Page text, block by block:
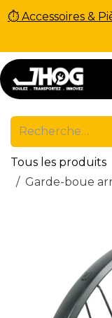
⏱ Accessoires &
Se rendre au contenu
Tous les produits
Garde-boue